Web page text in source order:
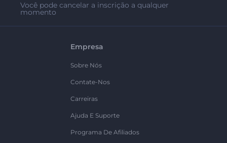
Você pode cancelar a inscrição a qualquer
momento
Empresa
Sobre Nós
Contate-Nos
Carreiras
Ajuda E Suporte
Programa De Afiliados